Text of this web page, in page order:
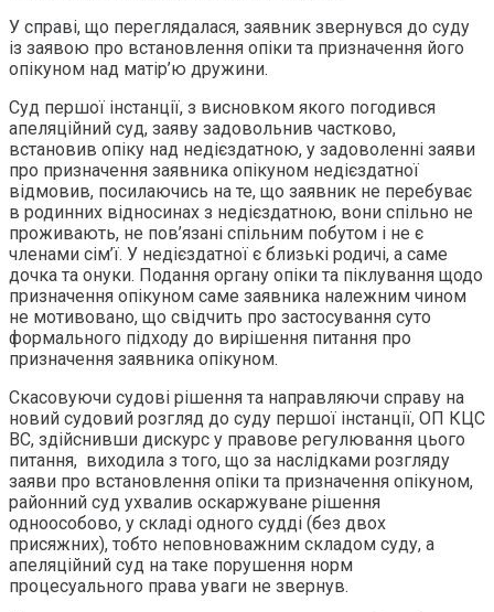
У справі, що переглядалася, заявник звернувся до суду
із заявою про встановлення опіки та призначення його
опікуном над матір’ю дружини.
Суд першої інстанції, з висновком якого погодився
апеляційний суд, заяву задовольнив частково,
встановив опіку над недієздатною, у задоволенні заяви
про призначення заявника опікуном недієздатної
відмовив, посилаючись на те, що заявник не перебуває
в родинних відносинах з недієздатною, вони спільно не
проживають, не пов’язані спільним побутом і не є
членами сім’ї. У недієздатної є близькі родичі, а саме
дочка та онуки. Подання органу опіки та піклування щодо
призначення опікуном саме заявника належним чином
не мотивовано, що свідчить про застосування суто
формального підходу до вирішення питання про
призначення заявника опікуном.
Скасовуючи судові рішення та направляючи справу на
новий судовий розгляд до суду першої інстанції, ОП КЦС
ВС, здійснивши дискурс у правове регулювання цього
питання, виходила з того, що за наслідками розгляду
заяви про встановлення опіки та призначення опікуном,
районний суд ухвалив оскаржуване рішення
одноособово, у складі одного судді (без двох
присяжних), тобто неповноважним складом суду, а
апеляційний суд на таке порушення норм
процесуального права уваги не звернув.